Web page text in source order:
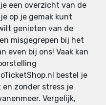
een overzicht van de
op je gemak kunt
genieten van de
misgegrepen bij het
even bij ons! Vaak kan
bestel je
zonder stress je
Vergelijk,